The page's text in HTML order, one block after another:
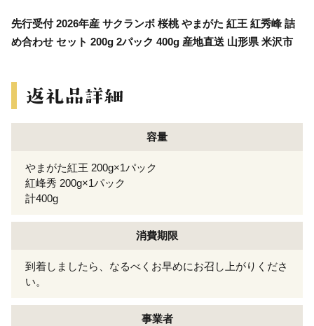
先行受付 2026年産 サクランボ 桜桃 やまがた 紅王 紅秀峰 詰
め合わせ セット 200g 2パック 400g 産地直送 山形県 米沢市
容量
やまがた紅王 200g×1パック
紅峰秀 200g×1パック
計400g
消費期限
到着しましたら、なるべくお早めにお召し上がりくださ
い。
事業者